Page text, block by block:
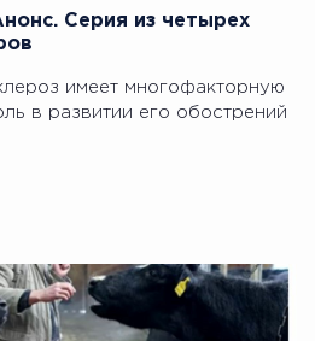
Серия из четырех
имеет многофакторную
в развитии его обострений